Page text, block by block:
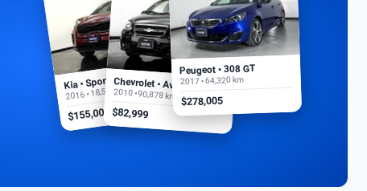
Kia • Sportage EX
2016 • 18,500 km
$155,000
Chevrolet • Aveo
2010 • 90,878 km
$82,999
Peugeot • 308 GT
2017 • 64,320 km
$278,005